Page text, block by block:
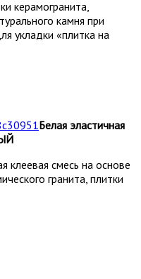
керамогранита,
камня при
укладки «плитка на
Белая эластичная
клеевая смесь на основе
гранита, плитки